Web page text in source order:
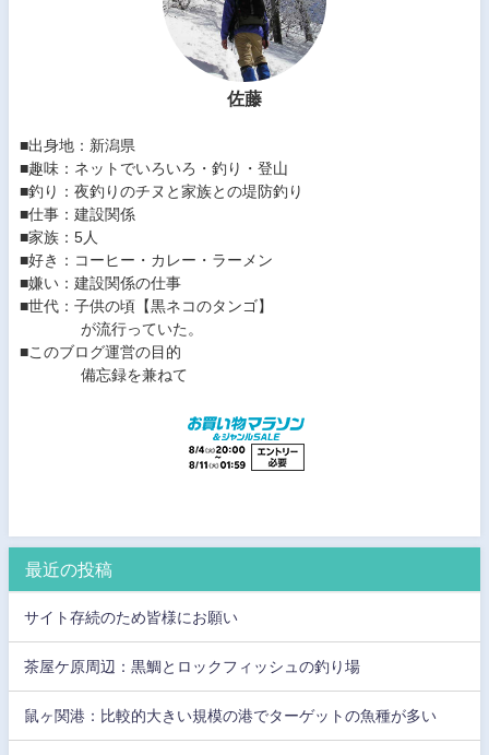
佐藤
■出身地：新潟県
■趣味：ネットでいろいろ・釣り・登山
■釣り：夜釣りのチヌと家族との堤防釣り
■仕事：建設関係
■家族：5人
■好き：コーヒー・カレー・ラーメン
■嫌い：建設関係の仕事
■世代：子供の頃【黒ネコのタンゴ】
が流行っていた。
■このブログ運営の目的
備忘録を兼ねて
最近の投稿
サイト存続のため皆様にお願い
茶屋ケ原周辺：黒鯛とロックフィッシュの釣り場
鼠ヶ関港：比較的大きい規模の港でターゲットの魚種が多い